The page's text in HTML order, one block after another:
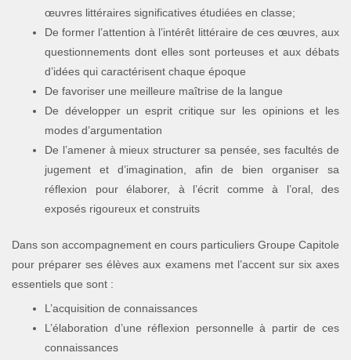
œuvres littéraires significatives étudiées en classe;
De former l’attention à l’intérêt littéraire de ces œuvres, aux
questionnements dont elles sont porteuses et aux débats
d’idées qui caractérisent chaque époque
De favoriser une meilleure maîtrise de la langue
De développer un esprit critique sur les opinions et les
modes d’argumentation
De l’amener à mieux structurer sa pensée, ses facultés de
jugement et d’imagination, afin de bien organiser sa
réflexion pour élaborer, à l’écrit comme à l’oral, des
exposés rigoureux et construits
Dans son accompagnement en cours particuliers Groupe Capitole
pour préparer ses élèves aux examens met l’accent sur six axes
essentiels que sont :
L’acquisition de connaissances
L’élaboration d’une réflexion personnelle à partir de ces
connaissances